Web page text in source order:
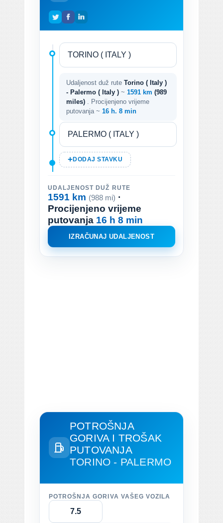
Udaljenost duž rute Torino ( Italy )
- Palermo ( Italy ) ~ 1591 km (989
miles)
. Procijenjeno vrijeme
putovanja ~ 16 h. 8 min
DODAJ STAVKU
UDALJENOST DUŽ RUTE
1591 km (988 mi) ·
Procijenjeno vrijeme
putovanja 16 h 8 min
IZRAČUNAJ UDALJENOST
POTROŠNJA
GORIVA I TROŠAK
PUTOVANJA
TORINO - PALERMO
POTROŠNJA GORIVA VAŠEG VOZILA